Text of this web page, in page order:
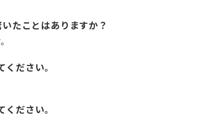
たことはありますか？
ださい。
ださい。